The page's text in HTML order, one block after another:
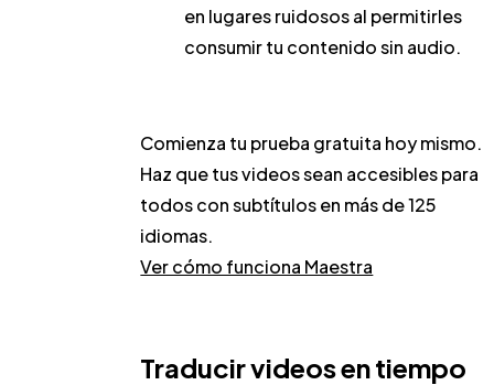
en lugares ruidosos al permitirles
consumir tu contenido sin audio.
Comienza tu prueba gratuita hoy mismo.
Haz que tus videos sean accesibles para
todos con subtítulos en más de 125
idiomas.
Ver cómo funciona Maestra
Traducir videos en tiempo